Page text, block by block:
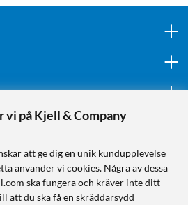
vi på Kjell & Company
att ge dig en unik kundupplevelse
använder vi cookies. Några av dessa
ska fungera och kräver inte ditt
att du ska få en skräddarsydd